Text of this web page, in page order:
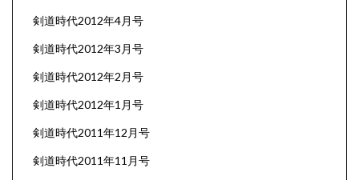
剣道時代2012年4月号
剣道時代2012年3月号
剣道時代2012年2月号
剣道時代2012年1月号
剣道時代2011年12月号
剣道時代2011年11月号